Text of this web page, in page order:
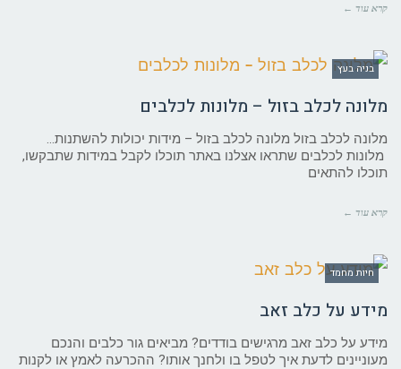
קרא עוד ←
בניה בעץ
מלונה לכלב בזול – מלונות לכלבים
מלונה לכלב בזול מלונה לכלב בזול – מידות יכולות להשתנות…
מלונות לכלבים שתראו אצלנו באתר תוכלו לקבל במידות שתבקשו,
תוכלו להתאים
קרא עוד ←
חיות מחמד
מידע על כלב זאב
מידע על כלב זאב מרגישים בודדים? מביאים גור כלבים והנכם
מעוניינים לדעת איך לטפל בו ולחנך אותו? ההכרעה לאמץ או לקנות